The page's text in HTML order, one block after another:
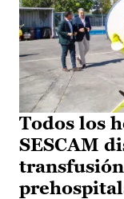
Todos los
SESCAM